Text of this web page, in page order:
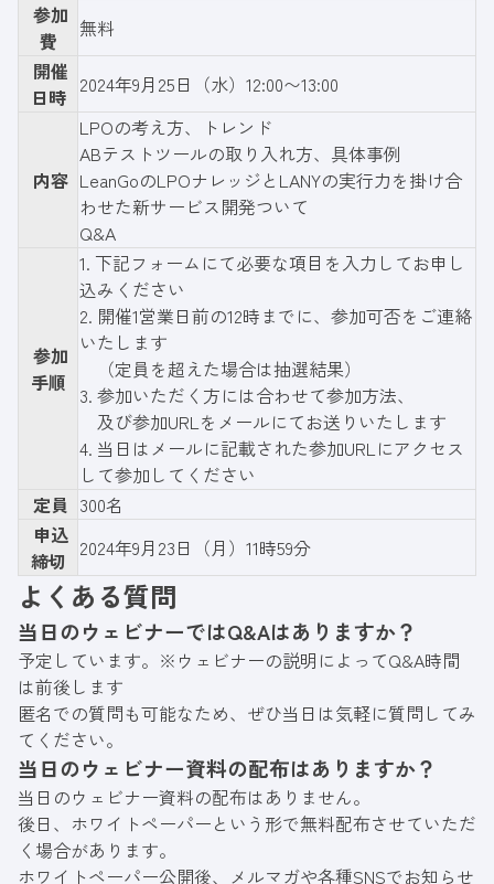
参加
費
無料
開催
日時 2024年9月25日（水）12:00〜13:00
内容
LPOの考え方、トレンド
ABテストツールの取り入れ方、具体事例
LeanGoのLPOナレッジとLANYの実行力を掛け合
わせた新サービス開発ついて
Q&A
参加
手順
1. 下記フォーム にて必要な項目を入力してお申し
込みください
2. 開催1営業日前の12時までに、参加可否をご連絡
いたします
（定員を超えた場合は抽選結果）
3. 参加いただく方には合わせて参加方法、
及び参加URLをメールにてお送りいたします
4. 当日はメールに記載された参加URLにアクセス
して参加してください
定員 300名
申込
締切
2024年9月23日（月）11時59分
よくある質問
当日のウェビナーではQ&Aはありますか？
予定しています。※ウェビナーの説明によってQ&A時間
は前後します
匿名での質問も可能なため、ぜひ当日は気軽に質問してみ
てください。
当日のウェビナー資料の配布はありますか？
当日のウェビナー資料の配布はありません。
後日、ホワイトペーパーという形で無料配布させていただ
く場合があります。
ホワイトペーパー公開後、メルマガや各種SNSでお知らせ